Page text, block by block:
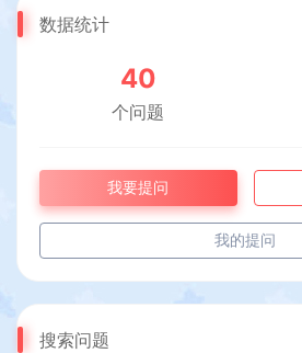
数据统计
40
个问题
我要提问
我的提问
搜索问题